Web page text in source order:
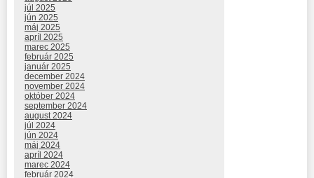
júl 2025
jún 2025
máj 2025
apríl 2025
marec 2025
február 2025
január 2025
december 2024
november 2024
október 2024
september 2024
august 2024
júl 2024
jún 2024
máj 2024
apríl 2024
marec 2024
február 2024